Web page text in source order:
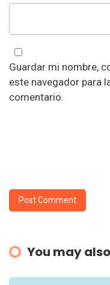
Guardar mi nombre,
este navegador para
comentario.
You may